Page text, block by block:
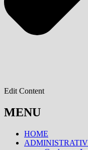
Edit Content
MENU
HOME